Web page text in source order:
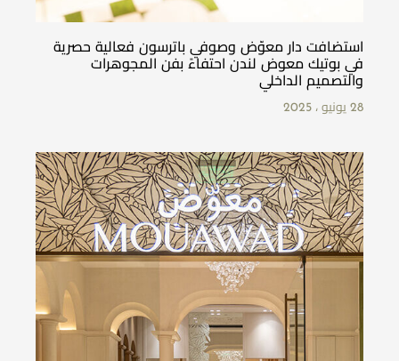
استضافت دار معوّض وصوفي باترسون فعالية حصرية
في بوتيك معوض لندن احتفاءً بفن المجوهرات
والتصميم الداخلي
28 يونيو ، 2025